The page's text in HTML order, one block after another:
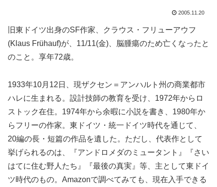
2005.11.20
旧東ドイツ出身のSF作家、クラウス・フリューアウフ
(Klaus Frühauf)が、11/11(金)、脳腫瘍のため亡くなったと
のこと。享年72歳。
1933年10月12日、現ザクセン＝アンハルト州の商業都市
ハレに生まれる。設計技師の教育を受け、1972年からロ
ストック在住。1974年から余暇に小説を書き、1980年か
らフリーの作家。東ドイツ・統一ドイツ時代を通じて、
20編の長・短篇の作品を遺した。ただし、代表作として
挙げられるのは、『アンドロメダのミュータント』『さい
はてに住む野人たち』『最後の真実』等、主として東ドイ
ツ時代のもの。Amazonで調べてみても、現在入手できる